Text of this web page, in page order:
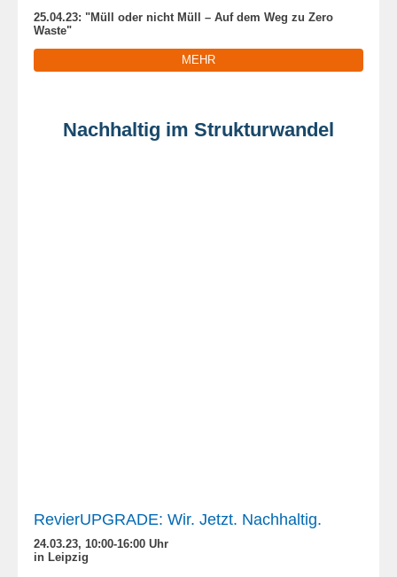
25.04.23: "Müll oder nicht Müll – Auf dem Weg zu Zero
Waste"
MEHR
Nachhaltig im Strukturwandel
RevierUPGRADE: Wir. Jetzt. Nachhaltig.
24.03.23, 10:00-16:00 Uhr
in Leipzig